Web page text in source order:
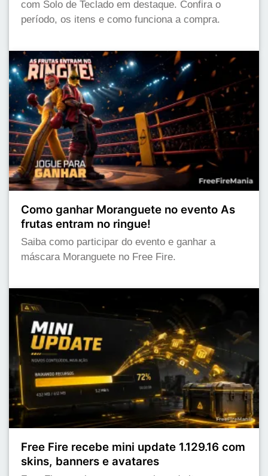
com Solo de Teclado em destaque. Confira o
período, os itens e como funciona a compra.
Como ganhar Moranguete no evento As
frutas entram no ringue!
Saiba como participar do evento e ganhar a
máscara Moranguete no Free Fire.
Free Fire recebe mini update 1.129.16 com
skins, banners e avatares